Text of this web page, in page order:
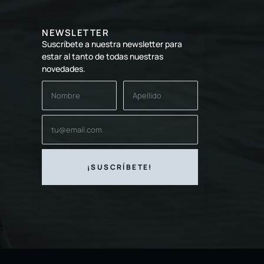
NEWSLETTER
Suscríbete a nuestra newsletter para
estar al tanto de todas nuestras
novedades.